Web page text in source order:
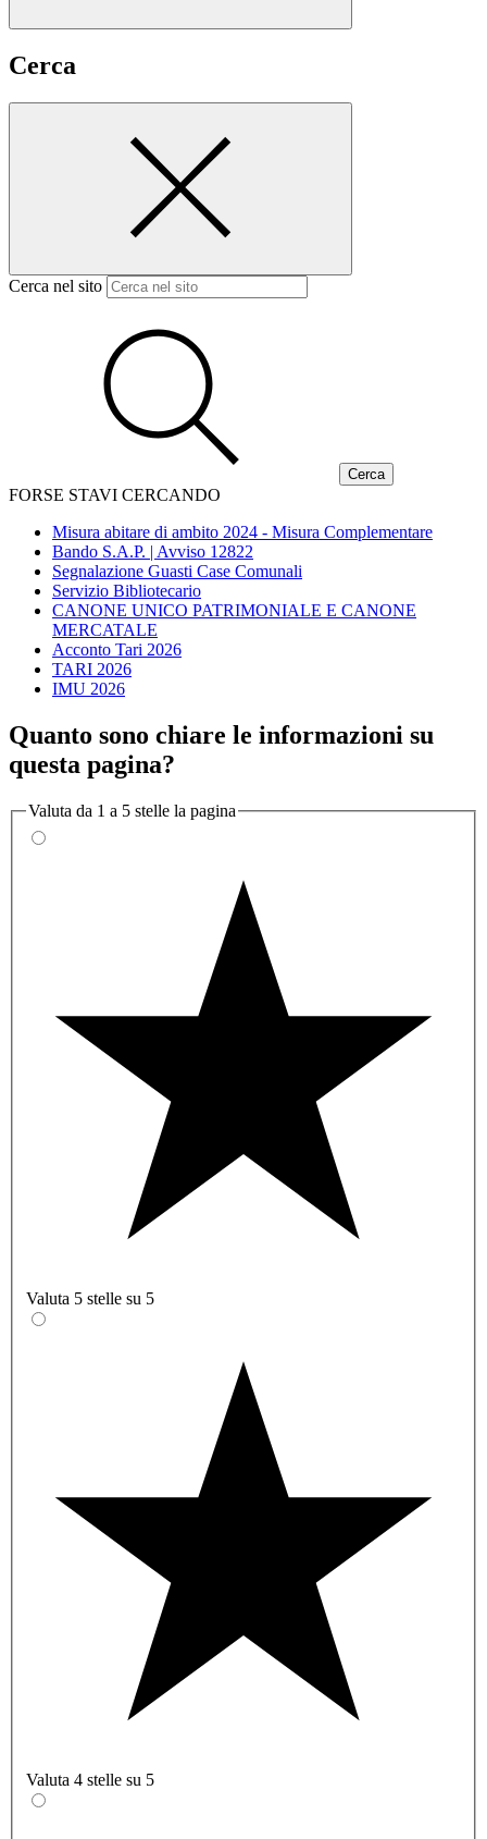
Cerca
Cerca nel sito
FORSE STAVI CERCANDO
Misura abitare di ambito 2024 - Misura Complementare
Bando S.A.P. | Avviso 12822
Segnalazione Guasti Case Comunali
Servizio Bibliotecario
CANONE UNICO PATRIMONIALE E CANONE
MERCATALE
Acconto Tari 2026
TARI 2026
IMU 2026
Quanto sono chiare le informazioni su
questa pagina?
Valuta da 1 a 5 stelle la pagina
Valuta 5 stelle su 5
Valuta 4 stelle su 5